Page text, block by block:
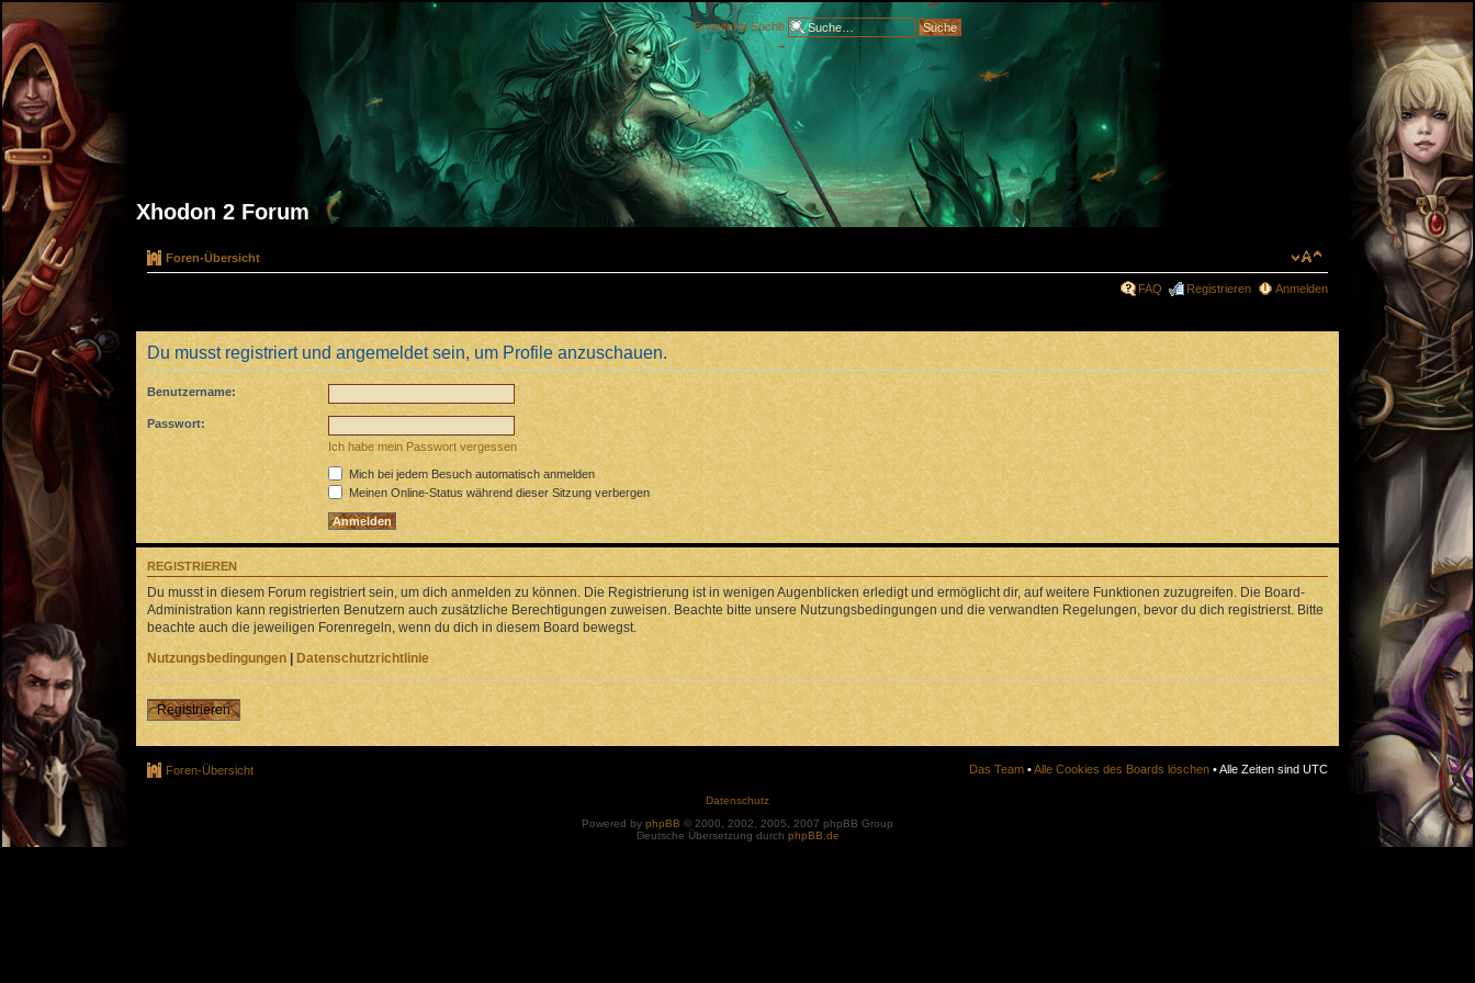
Erweiterte Suche
Xhodon 2 Forum
Foren-Übersicht
FAQ Registrieren Anmelden
Du musst registriert und angemeldet sein, um Profile anzuschauen.
Benutzername:
Passwort:
Ich habe mein Passwort vergessen
Mich bei jedem Besuch automatisch anmelden
Meinen Online-Status während dieser Sitzung verbergen
REGISTRIEREN
Du musst in diesem Forum registriert sein, um dich anmelden zu können. Die Registrierung ist in wenigen Augenblicken erledigt und ermöglicht dir, auf weitere Funktionen zuzugreifen. Die Board-
Administration kann registrierten Benutzern auch zusätzliche Berechtigungen zuweisen. Beachte bitte unsere Nutzungsbedingungen und die verwandten Regelungen, bevor du dich registrierst. Bitte
beachte auch die jeweiligen Forenregeln, wenn du dich in diesem Board bewegst.
Nutzungsbedingungen|Datenschutzrichtlinie
Registrieren
Foren-Übersicht Das Team •Alle Cookies des Boards löschen • Alle Zeiten sind UTC
Datenschutz
Powered by phpBB © 2000, 2002, 2005, 2007 phpBB Group
Deutsche Übersetzung durch phpBB.de